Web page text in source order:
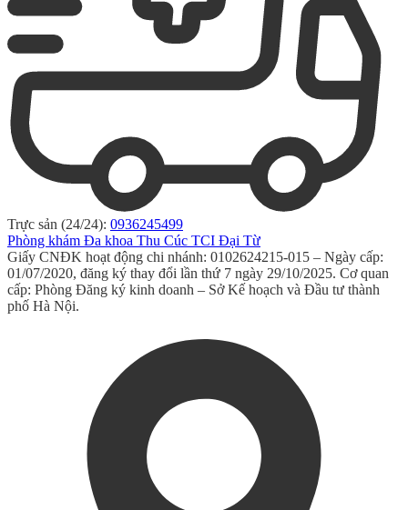
Trực sản (24/24): 0936245499
Phòng khám Đa khoa Thu Cúc TCI Đại Từ
Giấy CNĐK hoạt động chi nhánh: 0102624215-015 – Ngày cấp:
01/07/2020, đăng ký thay đổi lần thứ 7 ngày 29/10/2025. Cơ quan
cấp: Phòng Đăng ký kinh doanh – Sở Kế hoạch và Đầu tư thành
phố Hà Nội.